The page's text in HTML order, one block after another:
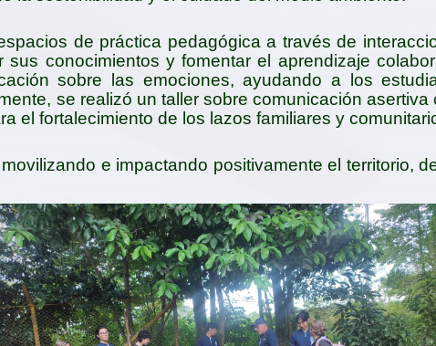
de práctica pedagógica a través de
sus conocimientos y fomentar el aprendizaje
sobre las emociones, ayudando a los
se realizó un taller sobre comunicación
el fortalecimiento de los lazos familiares y
e impactando positivamente el territorio,